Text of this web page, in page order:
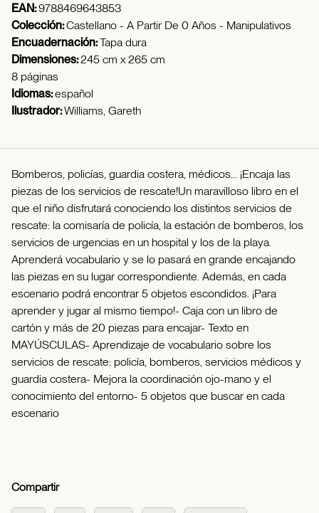
EAN:9788469643853
Colección:Castellano - A Partir De 0 Años - Manipulativos
Encuadernación:Tapa dura
Dimensiones:245 cm x 265 cm
8 páginas
Idiomas:español
Ilustrador:Williams, Gareth
Bomberos, policías, guardia costera, médicos... ¡Encaja las
piezas de los servicios de rescate!Un maravilloso libro en el
que el niño disfrutará conociendo los distintos servicios de
rescate: la comisaría de policía, la estación de bomberos, los
servicios de urgencias en un hospital y los de la playa.
Aprenderá vocabulario y se lo pasará en grande encajando
las piezas en su lugar correspondiente. Además, en cada
escenario podrá encontrar 5 objetos escondidos. ¡Para
aprender y jugar al mismo tiempo!- Caja con un libro de
cartón y más de 20 piezas para encajar- Texto en
MAYÚSCULAS- Aprendizaje de vocabulario sobre los
servicios de rescate: policía, bomberos, servicios médicos y
guardia costera- Mejora la coordinación ojo-mano y el
conocimiento del entorno- 5 objetos que buscar en cada
escenario
Compartir